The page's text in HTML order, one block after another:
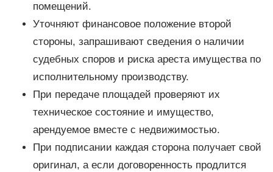
помещений.
Уточняют финансовое положение второй
стороны, запрашивают сведения о наличии
судебных споров и риска ареста имущества по
исполнительному производству.
При передаче площадей проверяют их
техническое состояние и имущество,
арендуемое вместе с недвижимостью.
При подписании каждая сторона получает свой
оригинал, а если договоренность продлится